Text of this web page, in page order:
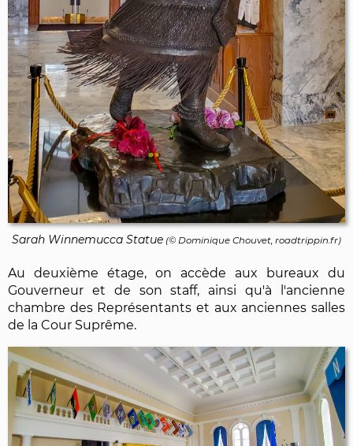
Sarah Winnemucca Statue (© Dominique Chouvet, roadtrippin.fr)
Au deuxième étage, on accède aux bureaux du
Gouverneur et de son staff, ainsi qu'à l'ancienne
chambre des Représentants et aux anciennes salles
de la Cour Suprême.